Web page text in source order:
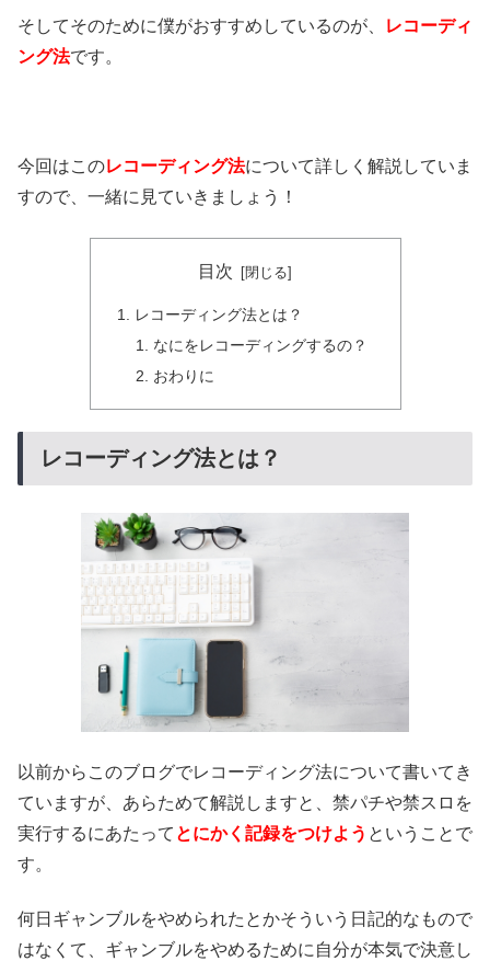
そしてそのために僕がおすすめしているのが、
レコーディ
ング法です。
今回はこのレコーディング法について詳しく解説していま
すので、一緒に見ていきましょう！
目次
レコーディング法とは？
なにをレコーディングするの？
おわりに
レコーディング法とは？
以前からこのブログでレコーディング法について書いてき
ていますが、あらためて解説しますと、禁パチや禁スロを
実行するにあたって とにかく記録をつけよう ということで
す。
何日ギャンブルをやめられたとかそういう日記的なもので
はなくて、ギャンブルをやめるために自分が本気で決意し